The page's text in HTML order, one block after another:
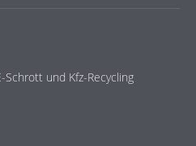
Schrott und Kfz-Recycling